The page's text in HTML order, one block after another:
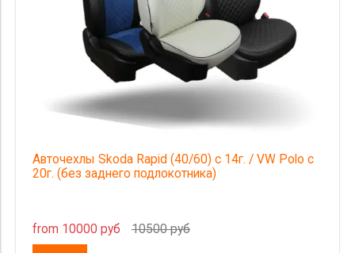
Авточехлы Skoda Rapid (40/60) c 14г. / VW Polo с
20г. (без заднего подлокотника)
from 10000 руб 10500 руб